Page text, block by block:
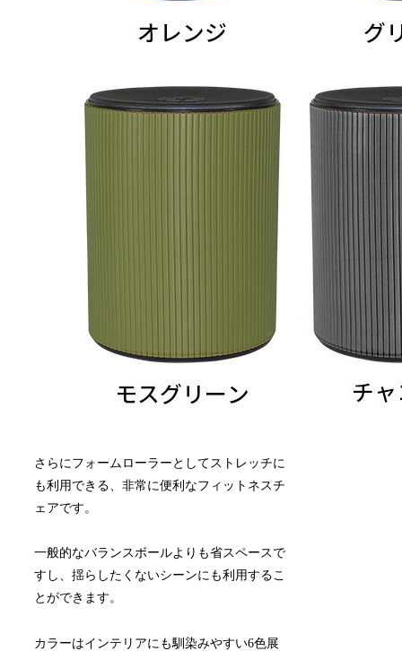
さらにフォームローラーとしてストレッチに
も利用できる、非常に便利なフィットネスチ
ェアです。
一般的なバランスボールよりも省スペースで
すし、揺らしたくないシーンにも利用するこ
とができます。
カラーはインテリアにも馴染みやすい6色展